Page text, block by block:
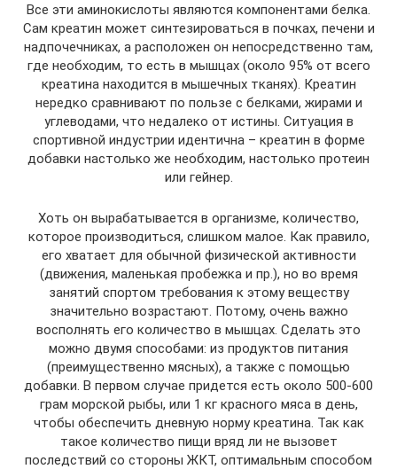
Все эти аминокислоты являются компонентами белка.
Сам креатин может синтезироваться в почках, печени и
надпочечниках, а расположен он непосредственно там,
где необходим, то есть в мышцах (около 95% от всего
креатина находится в мышечных тканях). Креатин
нередко сравнивают по пользе с белками, жирами и
углеводами, что недалеко от истины. Ситуация в
спортивной индустрии идентична – креатин в форме
добавки настолько же необходим, настолько протеин
или гейнер.
Хоть он вырабатывается в организме, количество,
которое производиться, слишком малое. Как правило,
его хватает для обычной физической активности
(движения, маленькая пробежка и пр.), но во время
занятий спортом требования к этому веществу
значительно возрастают. Потому, очень важно
восполнять его количество в мышцах. Сделать это
можно двумя способами: из продуктов питания
(преимущественно мясных), а также с помощью
добавки. В первом случае придется есть около 500-600
грам морской рыбы, или 1 кг красного мяса в день,
чтобы обеспечить дневную норму креатина. Так как
такое количество пищи вряд ли не вызовет
последствий со стороны ЖКТ, оптимальным способом